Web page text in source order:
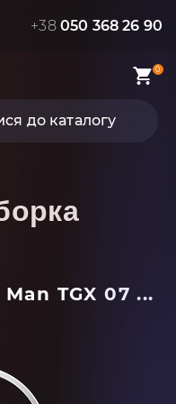
+38 050 368 26 90
0
до каталогу
Man TGX 07 ...